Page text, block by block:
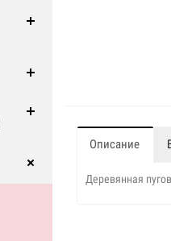
Описание
Деревянная